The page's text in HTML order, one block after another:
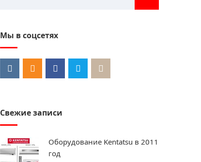
Мы в соцсетях
Свежие записи
Оборудование Kentatsu в 2011
год